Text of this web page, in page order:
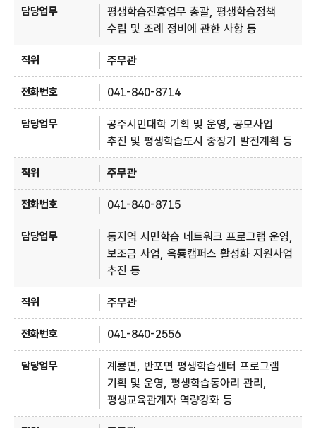
평생학습진흥업무 총괄, 평생학습정책
수립 및 조례 정비에 관한 사항 등
주무관
041-840-8714
공주시민대학 기획 및 운영, 공모사업
추진 및 평생학습도시 중장기 발전계획 등
주무관
041-840-8715
동지역 시민학습 네트워크 프로그램 운영,
보조금 사업, 옥룡캠퍼스 활성화 지원사업
추진 등
주무관
041-840-2556
계룡면, 반포면 평생학습센터 프로그램
기획 및 운영, 평생학습동아리 관리,
평생교육관계자 역량강화 등